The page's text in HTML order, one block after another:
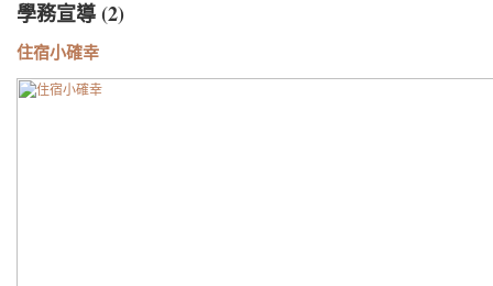
學務宣導 (2)
住宿小確幸